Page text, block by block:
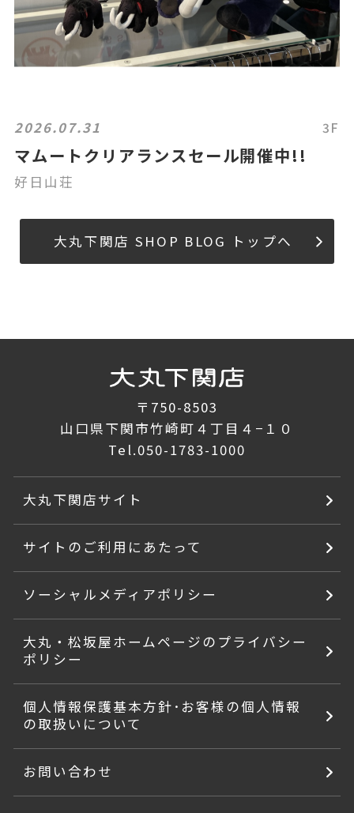
2026.07.31 3F
マムートクリアランスセール開催中!!
好日山荘
大丸下関店 SHOP BLOG トップへ
〒750-8503
山口県下関市竹崎町４丁目４−１０
Tel.050-1783-1000
大丸下関店サイト
サイトのご利用にあたって
ソーシャルメディアポリシー
大丸・松坂屋ホームページのプライバシー
ポリシー
個人情報保護基本方針･お客様の個人情報
の取扱いについて
お問い合わせ